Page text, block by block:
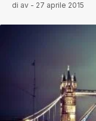
di av - 27 aprile 2015